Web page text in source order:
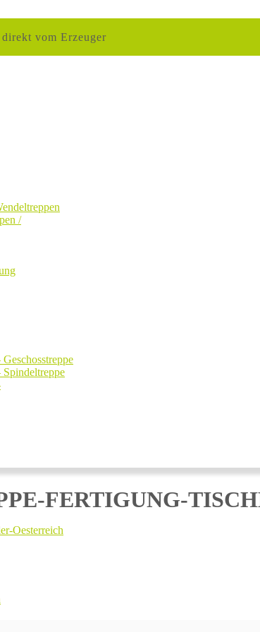
vom Erzeuger
/
FERTIGUNG-